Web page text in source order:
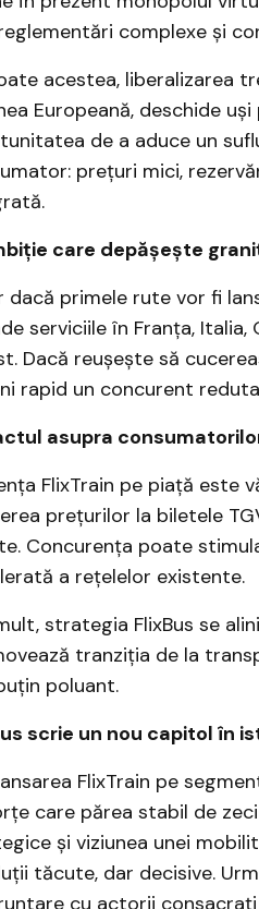
complexe și
acestea, liberalizarea
Europeană, deschide
de a aduce un
prețuri mici,
care depășește
dacă primele rute vor fi
serviciile în Franța,
Dacă reușește să
rapid un concurent
asupra
FlixTrain pe piață
prețurilor la biletele
Concurența poate
a rețelelor existente.
strategia FlixBus se
tranziția de la
poluant.
scrie un nou capitol în
FlixTrain pe
care părea stabil de
și viziunea unei
tăcute, dar decisive.
cu actorii